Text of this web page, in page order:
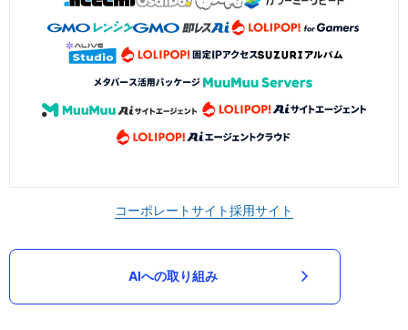
コーポレートサイト採用サイト
AIへの取り組み